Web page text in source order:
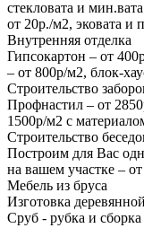
стекловата и
от 20р./м2, эковата и
Внутренняя отделка
Гипсокартон – от
– от 800р/м2, блок-
Строительство
Профнастил – от
1500р/м2 с
Строительство
Построим для Вас
на вашем участке –
Мебель из бруса
Изготовка
Сруб - рубка и сборка